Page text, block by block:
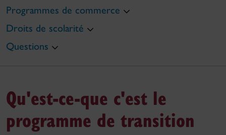
Programmes de commerce
Droits de scolarité
Questions
Qu'est-ce-que c'est le
programme de transition